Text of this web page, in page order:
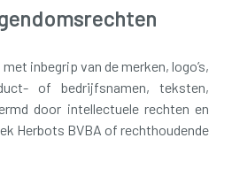
inbegrip van de merken, logo’s,
of bedrijfsnamen, teksten,
door intellectuele rechten en
Herbots BVBA of rechthoudende